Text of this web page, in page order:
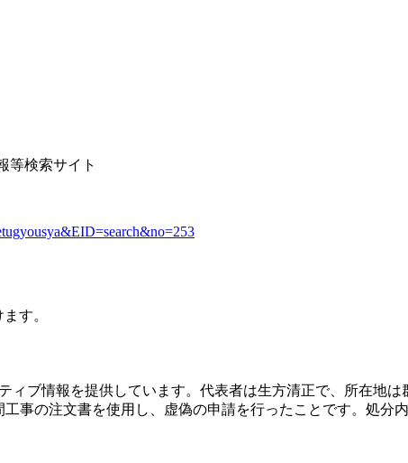
等検索サイト
す。
ィブ情報を提供しています。代表者は生方清正で、所在地
事の注文書を使用し、虚偽の申請を行ったことです。処分